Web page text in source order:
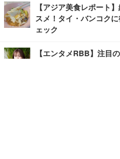
【アジア美食レポート
スメ！タイ・バンコク
ェック
【エンタメRBB】注目